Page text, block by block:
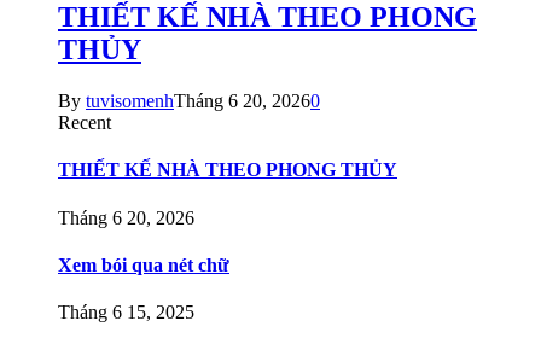
THIẾT KẾ NHÀ THEO PHONG
THỦY
By tuvisomenhTháng 6 20, 20260
Recent
THIẾT KẾ NHÀ THEO PHONG THỦY
Tháng 6 20, 2026
Xem bói qua nét chữ
Tháng 6 15, 2025